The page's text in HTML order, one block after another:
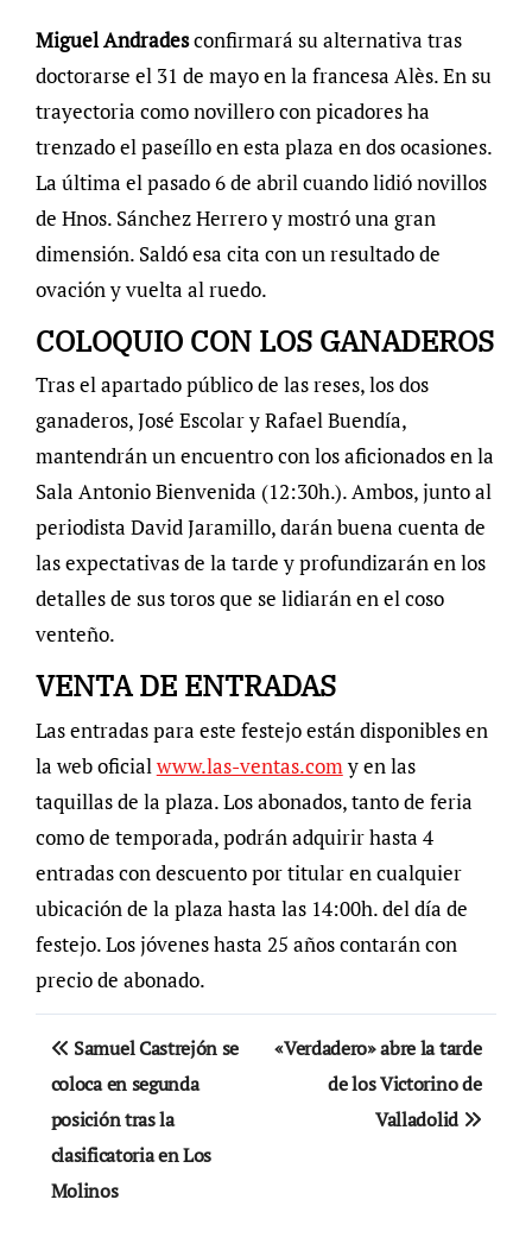
Miguel Andradesconfirmará su alternativa tras
doctorarse el 31 de mayo en la francesa Alès. En su
trayectoria como novillero con picadores ha
trenzado el paseíllo en esta plaza en dos ocasiones.
La última el pasado 6 de abril cuando lidió novillos
de Hnos. Sánchez Herrero y mostró una gran
dimensión. Saldó esa cita con un resultado de
ovación y vuelta al ruedo.
COLOQUIO CON LOS GANADEROS
Tras el apartado público de las reses, los dos
ganaderos, José Escolar y Rafael Buendía,
mantendrán un encuentro con los aficionados en la
Sala Antonio Bienvenida (12:30h.). Ambos, junto al
periodista David Jaramillo, darán buena cuenta de
las expectativas de la tarde y profundizarán en los
detalles de sus toros que se lidiarán en el coso
venteño.
VENTA DE ENTRADAS
Las entradas para este festejo están disponibles en
la web oficialwww.las-ventas.comy en las
taquillas de la plaza. Los abonados, tanto de feria
como de temporada, podrán adquirir hasta 4
entradas con descuento por titular en cualquier
ubicación de la plaza hasta las 14:00h. del día de
festejo. Los jóvenes hasta 25 años contarán con
precio de abonado.
Navegación
de
entradas
Samuel Castrejón se
coloca en segunda
posición tras la
clasificatoria en Los
Molinos
«Verdadero» abre la tarde
de los Victorino de
Valladolid